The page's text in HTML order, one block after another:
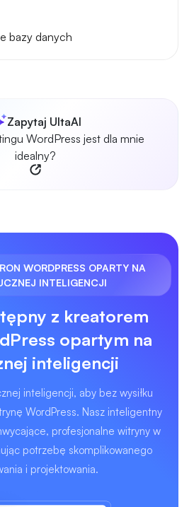
bazy danych
Zapytaj UltaAI
WordPress jest dla mnie
idealny?
WORDPRESS OPARTY NA
INTELIGENCJI
z kreatorem
opartym na
inteligencji
inteligencji, aby bez wysiłku
WordPress. Nasz inteligentny
profesjonalne witryny w
potrzebę skomplikowanego
i projektowania.